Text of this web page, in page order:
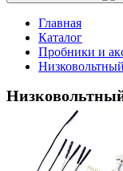
Главная
Каталог
Пробники и